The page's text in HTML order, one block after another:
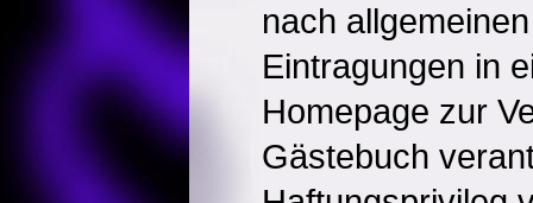
nach
Eintragungen in
Homepage zur
Gästebuch